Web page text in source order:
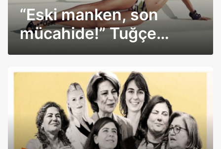
“Eski manken, son
mücahide!” Tuğçe
Kazaz, YRP'ye dümen
kırdı